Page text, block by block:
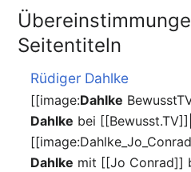
Seitentiteln
Rüdiger Dahlke
[[image:Dahlke
Dahlke bei
Dahlke mit [[Jo Conrad]]